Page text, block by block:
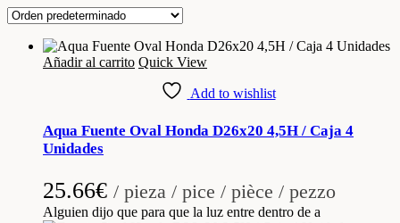
Añadir al carrito Quick View
Add to wishlist
Aqua Fuente Oval Honda D26x20 4,5H / Caja 4
Unidades
25.66€ / pieza / pice / pièce / pezzo
Alguien dijo que para que la luz entre dentro de a